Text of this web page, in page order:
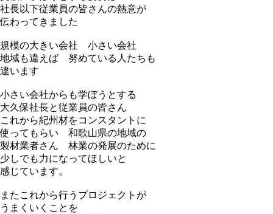
社長以下従業員の皆さんの熱意が
伝わってきました
規模の大きい会社 小さい会社
地域も違えば 努めている人たちも
違います
小さい会社からも学ぼうとする
大久保社長と従業員の皆さん
これから紀州材をコンスタントに
使ってもらい 和歌山県の地域の
製材業者さん 林業の発展のために
少しでも力になってほしいと
感じています。
またこれから行うプロジェクトが
うまくいくことを